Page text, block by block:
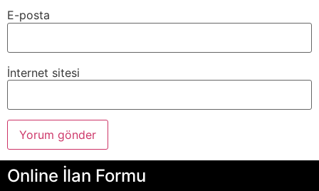
E-posta
İnternet sitesi
Online İlan Formu